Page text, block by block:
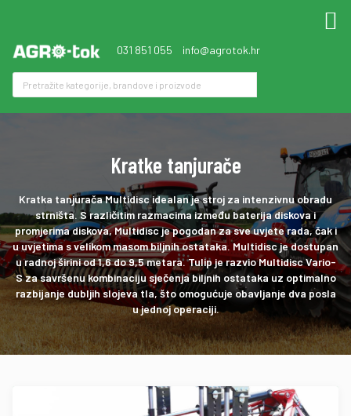
031 851 055 info@agrotok.hr
Kratke tanjurače
Kratka tanjurača Multidisc idealan je stroj za intenzivnu obradu
strništa. S različitim razmacima između baterija diskova i
promjerima diskova, Multidisc je pogodan za sve uvjete rada, čak i
u uvjetima s velikom masom biljnih ostataka. Multidisc je dostupan
u radnoj širini od 1,6 do 9,5 metara. Tulip je razvio Multidisc Vario-
S za savršenu kombinaciju sječenja biljnih ostataka uz optimalno
razbijanje dubljih slojeva tla, što omogućuje obavljanje dva posla
u jednoj operaciji.